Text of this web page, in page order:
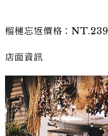
榴槤忘返價格：NT.239
店面資訊